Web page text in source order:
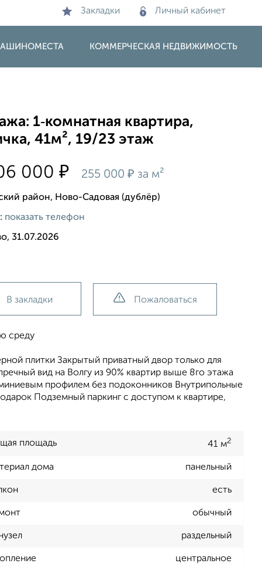
Закладки Личный кабинет
КОММЕРЧЕСКАЯ НЕДВИЖИМОСТЬ
1‑комнатная квартира,
41м², 19/23 этаж
000₽ 255 000₽ за м²
район, Ново-Садовая (дублёр)
показать телефон
31.07.2026
В закладки Пожаловаться
среду
плитки Закрытый приватный двор только для
вид на Волгу из 90% квартир выше 8го этажа
профилем без подоконников Внутрипольные
Подземный паркинг с доступом к квартире,
площадь 41 м2
дома панельный
есть
обычный
раздельный
центральное